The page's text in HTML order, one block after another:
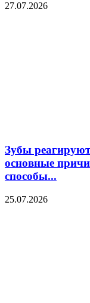
27.07.2026
Зубы
основные
способы...
25.07.2026